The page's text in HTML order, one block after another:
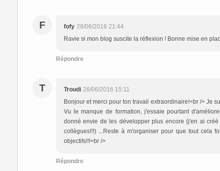
F fofy 28/06/2016 21:44
Ravie si mon blog suscite la réflexion ! Bonne mise en
Répondre
T Troudi 26/06/2016 15:11
Bonjour et merci pour ton travail extraordinaire!<br /> Je
Vu le manque de formation, j'essaie pourtant
donné envie de les développer plus encore (j'en ai
collègues!!!) ...Reste à m'organiser pour que tout cela
objectifs!!!<br />
Répondre